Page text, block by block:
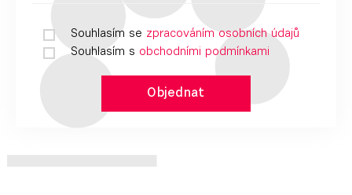
Souhlasím se zpracováním osobních údajů
Souhlasím s obchodními podmínkami
Objednat